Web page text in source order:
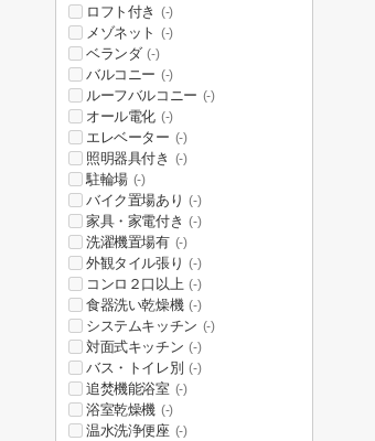
ロフト付き (-)
メゾネット (-)
ベランダ (-)
バルコニー (-)
ルーフバルコニー (-)
オール電化 (-)
エレベーター (-)
照明器具付き (-)
駐輪場 (-)
バイク置場あり (-)
家具・家電付き (-)
洗濯機置場有 (-)
外観タイル張り (-)
コンロ２口以上 (-)
食器洗い乾燥機 (-)
システムキッチン (-)
対面式キッチン (-)
バス・トイレ別 (-)
追焚機能浴室 (-)
浴室乾燥機 (-)
温水洗浄便座 (-)